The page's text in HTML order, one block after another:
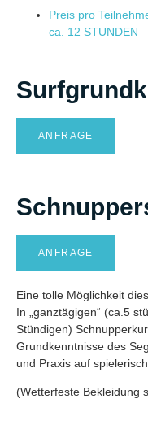
Preis pro
ca. 12 STUNDEN
ANFRAGE
ANFRAGE
Eine tolle Möglichkeit
In „ganztägigen“ (ca.5
Stündigen)
Grundkenntnisse des
und Praxis auf
(Wetterfeste Bekleidung